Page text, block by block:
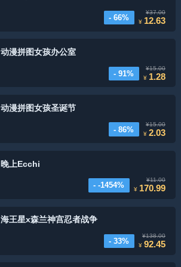
- 66%
¥37.00
¥ 12.63
动漫拼图女孩办公室
- 91%
¥15.00
¥ 1.28
动漫拼图女孩圣诞节
- 86%
¥15.00
¥2.03
晚上Ecchi
- -1454%
¥11.00
¥ 170.99
海王星x森兰神宫忍者战争
- 33%
¥138.00
¥92.45